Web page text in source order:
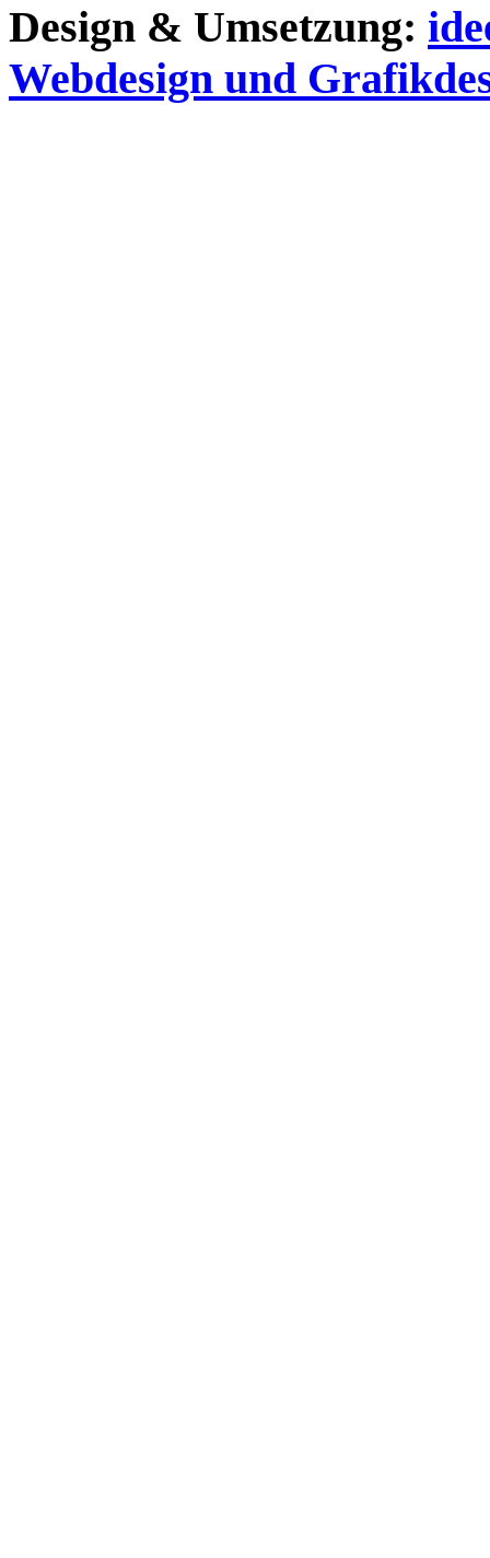
Design & Umsetzung:
Webdesign und